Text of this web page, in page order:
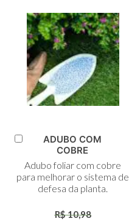
Carrinho
ADUBO COM
COBRE
Adubo foliar com cobre
para melhorar o sistema de
defesa da planta.
R$ 10,98